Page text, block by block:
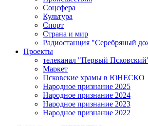
Соцсфера
Культура
Спорт
Страна и мир
Радиостанция "Серебряный
Проекты
телеканал "Первый
Маркет
Псковские храмы в ЮНЕСКО
Народное признание 2025
Народное признание 2024
Народное признание 2023
Народное признание 2022